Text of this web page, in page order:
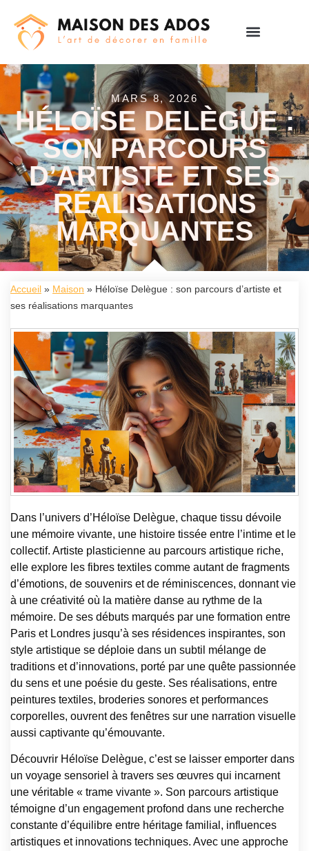
MARS 8, 2026
HÉLOÏSE DELÈGUE :
SON PARCOURS
D’ARTISTE ET SES
RÉALISATIONS
MARQUANTES
Accueil » Maison » Héloïse Delègue : son parcours d’artiste et
ses réalisations marquantes
Dans l’univers d’Héloïse Delègue, chaque tissu dévoile
une mémoire vivante, une histoire tissée entre l’intime et le
collectif. Artiste plasticienne au parcours artistique riche,
elle explore les fibres textiles comme autant de fragments
d’émotions, de souvenirs et de réminiscences, donnant vie
à une créativité où la matière danse au rythme de la
mémoire. De ses débuts marqués par une formation entre
Paris et Londres jusqu’à ses résidences inspirantes, son
style artistique se déploie dans un subtil mélange de
traditions et d’innovations, porté par une quête passionnée
du sens et une poésie du geste. Ses réalisations, entre
peintures textiles, broderies sonores et performances
corporelles, ouvrent des fenêtres sur une narration visuelle
aussi captivante qu’émouvante.
Découvrir Héloïse Delègue, c’est se laisser emporter dans
un voyage sensoriel à travers ses œuvres qui incarnent
une véritable « trame vivante ». Son parcours artistique
témoigne d’un engagement profond dans une recherche
constante d’équilibre entre héritage familial, influences
artistiques et innovations techniques. Avec une approche